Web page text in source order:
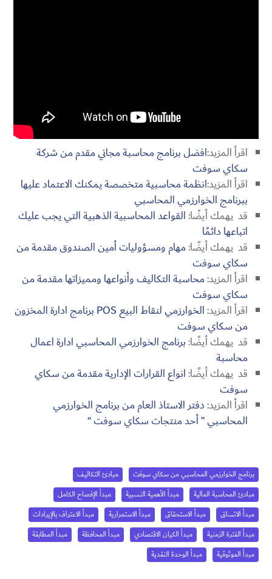
اقرأ المزيد:افضل برنامج محاسبة مجاني مقدم من شركة
سكاي سوفت
اقرأ المزيد:انظمة محاسبية متخصصة يمكنك الاعتماد عليها
ببرنامج الخوارزمي المحاسبي
قد يهمك أيضًا:القواعد المحاسبية الذهبية التي يجب عليك
اتباعها دائمًا
قد يهمك أيضًا:مهام ومسؤوليات أمين الصندوق مقدمة من
سكاي سوفت
اقرأ المزيد:محاسبة التكاليف وأنواعها ومميزاتها مقدمة من
سكاي سوفت
اقرأ المزيد:
الخوارزمي لنقاط البيع POS برنامج ادارة المخزون
من سكاي سوفت
قد يهمك أيضًا:برنامج الخوارزمي المحاسبي ادارة اعمال
محاسبة
قد يهمك أيضًا:انواع القرارات الإدارية مقدمة من سكاي
سوفت
اقرأ المزيد:دفتر الاستاذ العام من برنامج الخوارزمي
المحاسبي ” أحد منتجات سكاي سوفت “
برنامج الخوارزمي المحاسبي من سكاي سوفت
مبادئ التكاليف
مبادئ المحاسبة المالية
مبدأ الأهمية النسبية
مبدأ الإفصاح الكامل
مبدأ الاتساق
مبدأ الاستحقاق مبدأ الاستمرارية
مبدأ الاعتراف بالإيرادات
مبدأ الفترة الزمنية
مبدأ الكيان الاقتصادي مبدأ المحافظة
مبدأ المطابقة
مبدأ الموثوقية
مبدأ الوحدة النقدية